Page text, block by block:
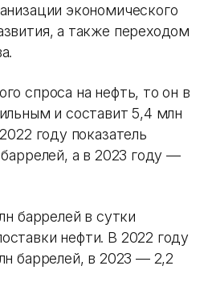
экономического
а также переходом
спроса на нефть, то он в
и составит 5,4 млн
году показатель
а в 2023 году —
баррелей в сутки
нефти. В 2022 году
баррелей, в 2023 — 2,2